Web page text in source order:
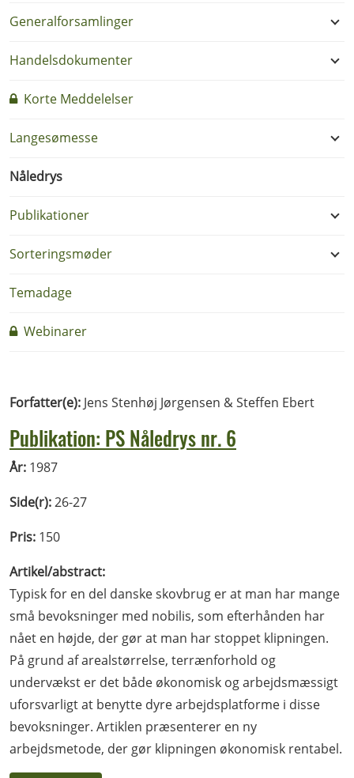
Generalforsamlinger
Handelsdokumenter
Korte Meddelelser
Langesømesse
Nåledrys
Publikationer
Sorteringsmøder
Temadage
Webinarer
Forfatter(e): Jens Stenhøj Jørgensen & Steffen Ebert
Publikation: PS Nåledrys nr. 6
År: 1987
Side(r):26-27
Pris: 150
Artikel/abstract:
Typisk for en del danske skovbrug er at man har mange
små bevoksninger med nobilis, som efterhånden har
nået en højde, der gør at man har stoppet klipningen.
På grund af arealstørrelse, terrænforhold og
undervækst er det både økonomisk og arbejdsmæssigt
uforsvarligt at benytte dyre arbejdsplatforme i disse
bevoksninger. Artiklen præsenterer en ny
arbejdsmetode, der gør klipningen økonomisk rentabel.